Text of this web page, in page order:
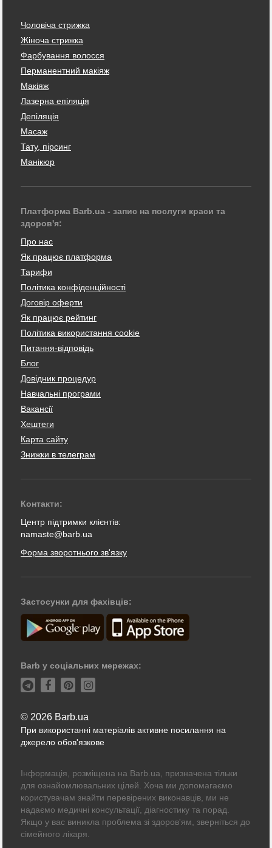
Чоловіча стрижка
Жіноча стрижка
Фарбування волосся
Перманентний макіяж
Макіяж
Лазерна епіляція
Депіляція
Масаж
Тату, пірсинг
Манікюр
Платформа Barb.ua - запис на послуги краси та
здоров'я:
Про нас
Як працює платформа
Тарифи
Політика конфіденційності
Договір оферти
Як працює рейтинг
Політика використання cookie
Питання-відповідь
Блог
Довідник процедур
Навчальні програми
Вакансії
Хештеги
Карта сайту
Знижки в телеграм
Контакти:
Центр підтримки клієнтів:
namaste@barb.ua
Форма зворотнього зв'язку
Застосунки для фахівців:
Barb у соціальних мережах:
© 2026 Barb.ua
При використанні матеріалів активне посилання на
джерело обов'язкове
Інформація, розміщена на Barb.ua, призначена тільки
для ознайомлювальних цілей. Хоча ми допомагаємо
користувачам знайти перевірених виконавців, ми не
надаємо медичні консультації, діагностику та порад.
Якщо у вас виникла проблема зі здоров'ям, зверніться до
сімейного лікаря.